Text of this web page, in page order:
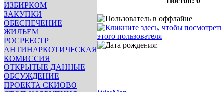
ИЗБИРКОМ
ЗАКУПКИ
ОБЕСПЕЧЕНИЕ
ЖИЛЬЕМ
РОСРЕЕСТР
АНТИНАРКОТИЧЕСКАЯ
КОМИССИЯ
ОТКРЫТЫЕ ДАННЫЕ
ОБСУЖДЕНИЕ
ПРОЕКТА СКИОВО